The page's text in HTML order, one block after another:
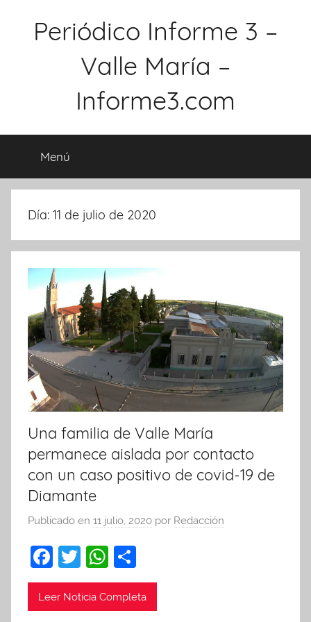
Periódico Informe 3 –
Valle María –
Informe3.com
Menú
Día: 11 de julio de 2020
Una familia de Valle María
permanece aislada por contacto
con un caso positivo de covid-19 de
Diamante
Publicado en 11 julio, 2020 por Redacción
F
a
c
T
w
itt
W
h
at
o
m
Leer Noticia Completa